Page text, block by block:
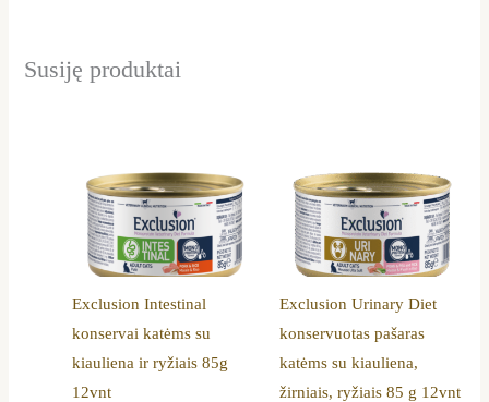
Susiję produktai
Exclusion Intestinal
konservai katėms su
kiauliena ir ryžiais 85g
12vnt
Exclusion Urinary Diet
konservuotas pašaras
katėms su kiauliena,
žirniais, ryžiais 85 g 12vnt